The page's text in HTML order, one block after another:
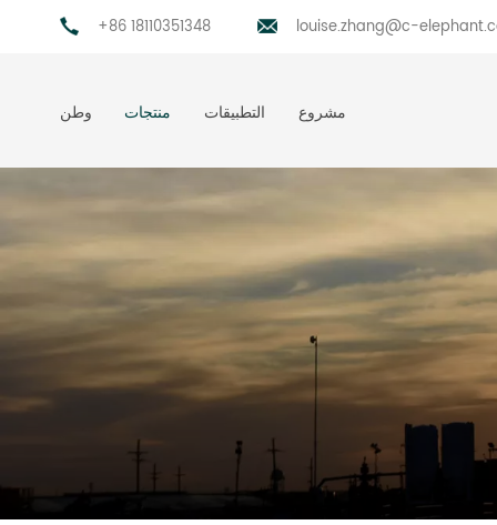
+86 18110351348 louise.zhang@c-
وطن منتجات التطبيقات مشروع